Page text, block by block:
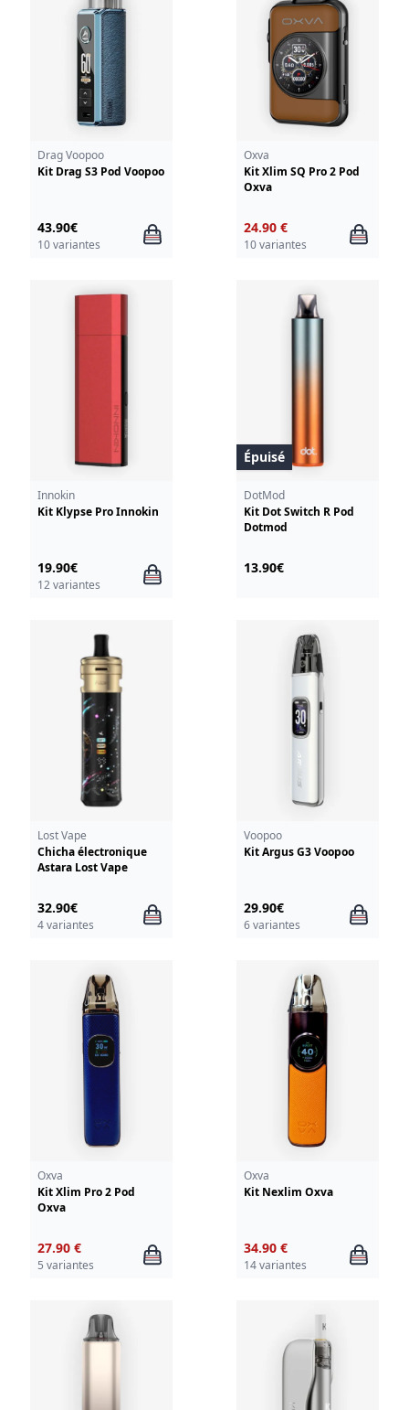
Drag Voopoo
Kit Drag S3 Pod Voopoo
43.90€
10 variantes
Oxva
Kit Xlim SQ Pro 2 Pod
Oxva
24.90 €
10 variantes
Innokin
Kit Klypse Pro Innokin
19.90€
12 variantes
Épuisé
DotMod
Kit Dot Switch R Pod
Dotmod
13.90€
Lost Vape
Chicha électronique
Astara Lost Vape
32.90€
4 variantes
Voopoo
Kit Argus G3 Voopoo
29.90€
6 variantes
Oxva
Kit Xlim Pro 2 Pod
Oxva
27.90 €
5 variantes
Oxva
Kit Nexlim Oxva
34.90 €
14 variantes